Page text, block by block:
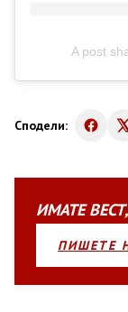
A post
Сподели:
ИМАТЕВЕСТ,
ПИШЕТЕ